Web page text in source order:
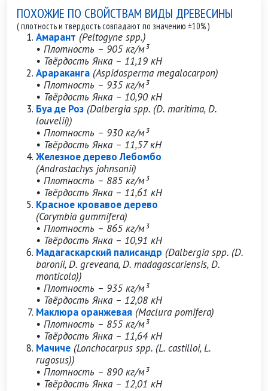
ПОХОЖИЕ ПО СВОЙСТВАМ ВИДЫ ДРЕВЕСИНЫ
( плотность и твёрдость совпадают по значению ±10% )
Амарант (Peltogyne spp.)
• Плотность – 905 кг/м³
• Твёрдость Янка – 11,19 кН
Арараканга (Aspidosperma megalocarpon)
• Плотность – 935 кг/м³
• Твёрдость Янка – 10,90 кН
Буа де Роз (Dalbergia spp. (D. maritima, D.
louvelii))
• Плотность – 930 кг/м³
• Твёрдость Янка – 11,57 кН
Железное дерево Лебомбо
(Androstachys johnsonii)
• Плотность – 885 кг/м³
• Твёрдость Янка – 11,61 кН
Красное кровавое дерево
(Corymbia gummifera)
• Плотность – 865 кг/м³
• Твёрдость Янка – 10,91 кН
Мадагаскарский палисандр (Dalbergia spp. (D.
baronii, D. greveana, D. madagascariensis, D.
monticola))
• Плотность – 935 кг/м³
• Твёрдость Янка – 12,08 кН
Маклюра оранжевая (Maclura pomifera)
• Плотность – 855 кг/м³
• Твёрдость Янка – 11,64 кН
Мачиче (Lonchocarpus spp. (L. castilloi, L.
rugosus))
• Плотность – 890 кг/м³
• Твёрдость Янка – 12,01 кН